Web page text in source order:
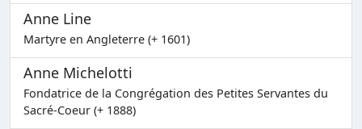
Anne Line
Martyre en Angleterre (+ 1601)
Anne Michelotti
Fondatrice de la Congrégation des Petites Servantes du
Sacré-Coeur (+ 1888)